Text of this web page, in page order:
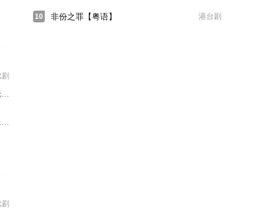
10 港台剧
非份之罪【粤语】